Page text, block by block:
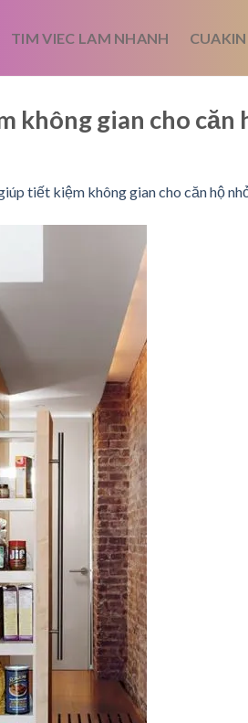
TIM VIEC LAM NHANH
không gian cho căn
tiết kiệm không gian cho căn hộ